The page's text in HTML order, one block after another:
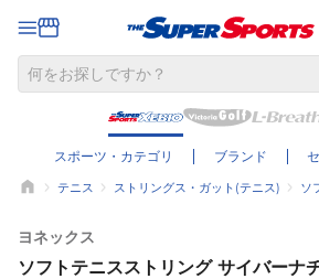
スポーツ・カテゴリ ブランド
テニス ストリングス・ガット(テニス) ソ
ヨネックス
ソフトテニスストリング サイバーナ